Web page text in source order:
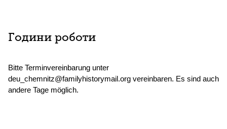
Години роботи
Bitte Terminvereinbarung unter
deu_chemnitz@familyhistorymail.org vereinbaren. Es sind auch
andere Tage möglich.